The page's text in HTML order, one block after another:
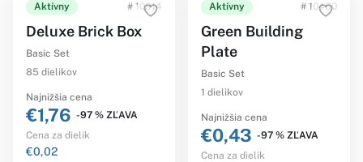
Aktívny # 10914
Deluxe Brick Box
Basic Set
85 dielikov
Najnižšia cena
€1,76 -97 % ZĽAVA
Cena za dielik
€0,02
Aktívny # 10460
Green Building
Plate
Basic Set
1 dielikov
Najnižšia cena
€0,43 -97 % ZĽAVA
Cena za dielik